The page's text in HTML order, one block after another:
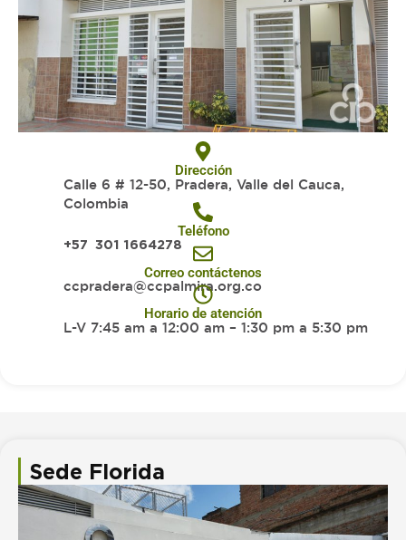
Dirección
Calle 6 # 12-50, Pradera, Valle del Cauca,
Colombia
Teléfono
+57 301 1664278
Correo contáctenos
ccpradera@ccpalmira.org.co
Horario de atención
L-V 7:45 am a 12:00 am – 1:30 pm a 5:30 pm
Sede Florida